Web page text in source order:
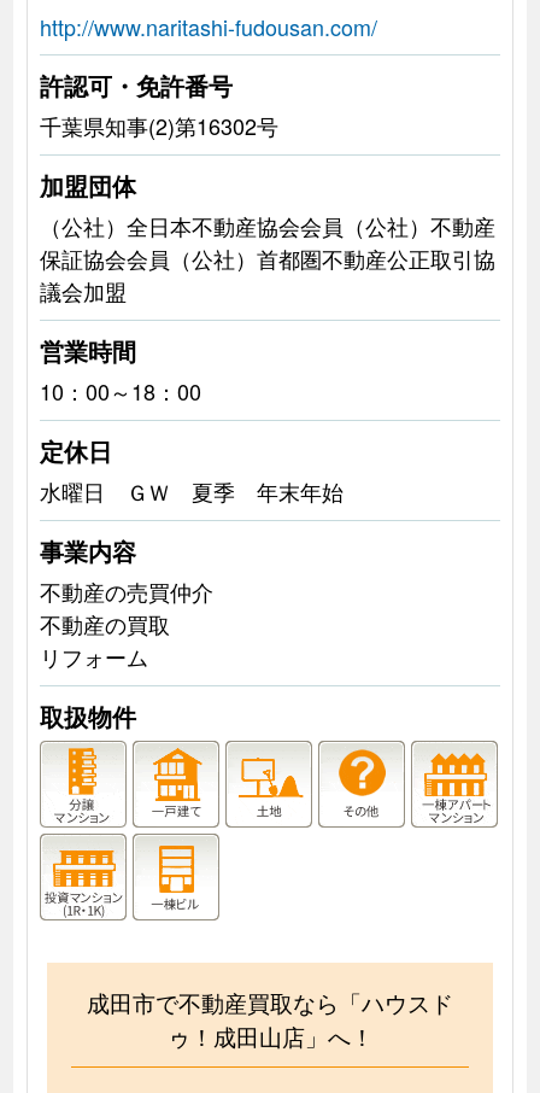
http://www.naritashi-fudousan.com/
許認可・免許番号
千葉県知事(2)第16302号
加盟団体
（公社）全日本不動産協会会員（公社）不動産
保証協会会員（公社）首都圏不動産公正取引協
議会加盟
営業時間
10：00～18：00
定休日
水曜日 ＧＷ 夏季 年末年始
事業内容
不動産の売買仲介
不動産の買取
リフォーム
取扱物件
成田市で不動産買取なら「ハウスド
ゥ！成田山店」へ！